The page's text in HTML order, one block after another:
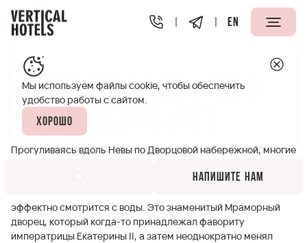
EN
Апарт-отели Vertical
Мраморный дворец в
Санкт-Петербурге
Прогуливаясь вдоль Невы по Дворцовой набережной, многие
из серого камня. Оно органично сочетается с другими
эффектно смотрится с воды. Это знаменитый Мраморный
дворец, который когда-то принадлежал фавориту
императрицы Екатерины II, а затем неоднократно менял
Мы используем файлы cookie, чтобы обеспечить
удобство работы с сайтом.
Хорошо
Напишите нам